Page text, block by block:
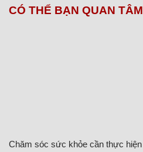
CÓ THỂ BẠN QUAN TÂM
Chăm sóc sức khỏe cần thực hiện